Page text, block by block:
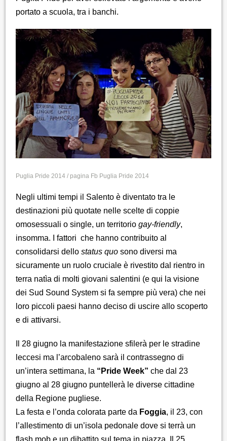
portato a scuola, tra i banchi.
Puglia Pride 2014 / pagina Fb Puglia Pride 2014
Negli ultimi tempi il Salento è diventato tra le
destinazioni più quotate nelle scelte di coppie
omosessuali o single, un territoriogay-friendly,
insomma. I fattori che hanno contribuito al
consolidarsi dellostatus quo sono diversi ma
sicuramente un ruolo cruciale è rivestito dal rientro in
terra natìa di molti giovani salentini (e qui la visione
dei Sud Sound System si fa sempre più vera) che nei
loro piccoli paesi hanno deciso di uscire allo scoperto
e di attivarsi.
Il 28 giugno la manifestazione sfilerà per le stradine
leccesi ma l’arcobaleno sarà il contrassegno di
un’intera settimana, la “Pride Week” che dal 23
giugno al 28 giugno puntellerà le diverse cittadine
della Regione pugliese.
La festa e l’onda colorata parte da Foggia, il 23, con
l’allestimento di un’isola pedonale dove si terrà un